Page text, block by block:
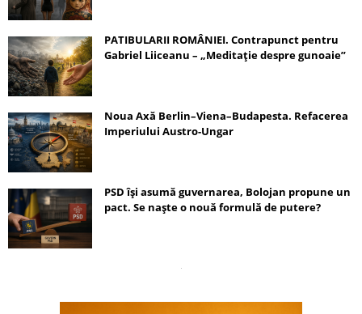
PATIBULARII ROMÂNIEI. Contrapunct pentru
Gabriel Liiceanu – „Meditație despre gunoaie”
Noua Axă Berlin–Viena–Budapesta. Refacerea
Imperiului Austro-Ungar
PSD își asumă guvernarea, Bolojan propune un
pact. Se naște o nouă formulă de putere?